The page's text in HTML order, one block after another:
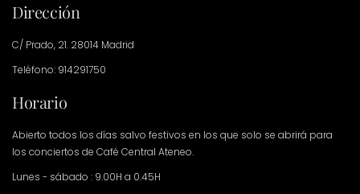
Dirección
C/ Prado, 21. 28014 Madrid
Teléfono: 914291750
Horario
Abierto todos los días salvo festivos en los que solo se abrirá para
los conciertos de Café Central Ateneo.
Lunes - sábado : 9.00H a 0.45H